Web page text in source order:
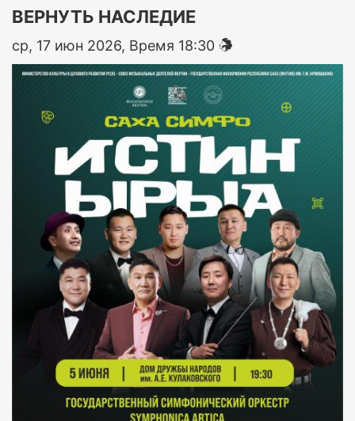
ВЕРНУТЬ НАСЛЕДИЕ
ср, 17 июн 2026, Время 18:30